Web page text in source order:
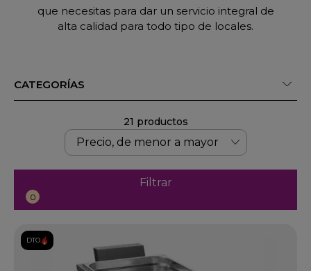
que necesitas para dar un servicio integral de
alta calidad para todo tipo de locales.
CATEGORÍAS
21 productos
Filtrar
0
DTO.